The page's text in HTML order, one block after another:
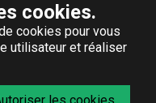
cookies.
cookies pour vous
utilisateur et réaliser